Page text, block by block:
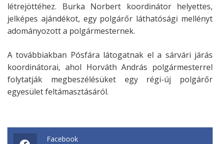
létrejöttéhez. Burka Norbert koordinátor helyettes,
jelképes ajándékot, egy polgárőr láthatósági mellényt
adományozott a polgármesternek.
A továbbiakban Pósfára látogatnak el a sárvári járás
koordinátorai, ahol Horváth András polgármesterrel
folytatják megbeszélésüket egy régi-új polgárőr
egyesület feltámasztásáról.
Facebook